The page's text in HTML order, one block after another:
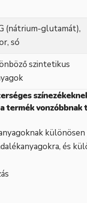
(nátrium-glutamát),
só
szintetikus
termék vonzóbbnak
és